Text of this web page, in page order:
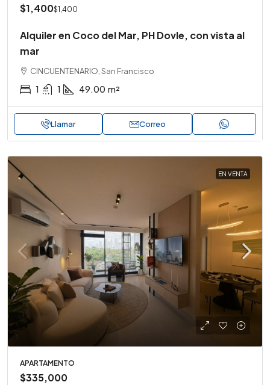
$1,400$1,400
Alquiler en Coco del Mar, PH Dovle, con vista al
mar
CINCUENTENARIO, San Francisco
1 1 49.00 m²
Llamar Correo
EN VENTA
APARTAMENTO
$335,000